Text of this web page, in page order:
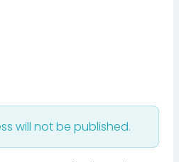
will not be published.